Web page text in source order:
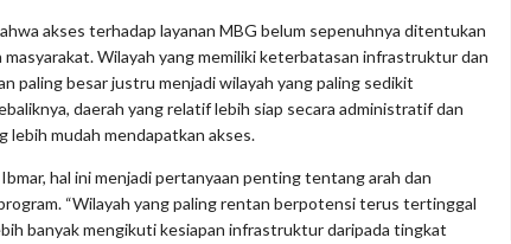
akses terhadap layanan MBG belum sepenuhnya ditentukan
Wilayah yang memiliki keterbatasan infrastruktur dan
paling besar justru menjadi wilayah yang paling sedikit
daerah yang relatif lebih siap secara administratif dan
mudah mendapatkan akses.
hal ini menjadi pertanyaan penting tentang arah dan
“Wilayah yang paling rentan berpotensi terus tertinggal
banyak mengikuti kesiapan infrastruktur daripada tingkat